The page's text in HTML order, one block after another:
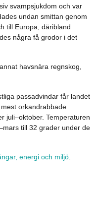
svampsjukdom och var
undan smittan genom
till Europa, däribland
några få grodor i det
havsnära regnskog,
passadvindar får landet
orkandrabbade
juli–oktober. Temperaturen
till 32 grader under de
energi och miljö